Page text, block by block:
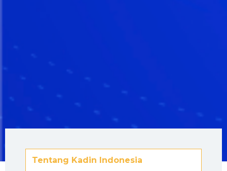
Tentang Kadin Indonesia